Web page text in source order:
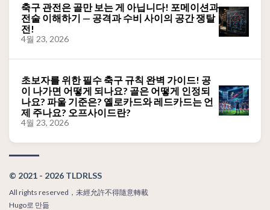
축구 관전은 골만 보는 게 아닙니다! 포메이션과
전술 이해하기 — 공격과 수비 사이의 공간 쟁탈
전!
4월 23, 2026
초보자를 위한 필수 축구 규칙 완벽 가이드! 공
이 나가면 어떻게 되나요? 골은 어떻게 인정되
나요? 파울 기준은? 옐로카드와 레드카드는 언
제 주나요? 오프사이드란?
4월 23, 2026
© 2021 - 2026 TLDRLSS
All rights reserved，未經允許不得隨意轉載
Hugo로 만듦